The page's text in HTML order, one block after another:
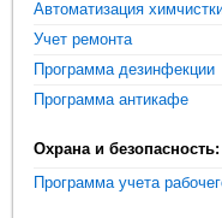
Автоматизация
Учет ремонта
Программа дезинфекции
Программа антикафе
Охрана и безопасность:
Программа учета